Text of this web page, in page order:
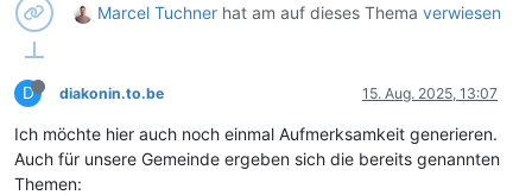
Marcel Tuchner hat am auf dieses Thema verwiesen
D diakonin.to.be 15. Aug. 2025, 13:07
Ich möchte hier auch noch einmal Aufmerksamkeit generieren.
Auch für unsere Gemeinde ergeben sich die bereits genannten
Themen: